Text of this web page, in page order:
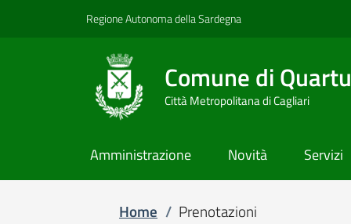
Regione Autonoma della Sardegna
Comune di
Città Metropolitana di Cagliari
Amministrazione Novità Servizi
Home / Prenotazioni